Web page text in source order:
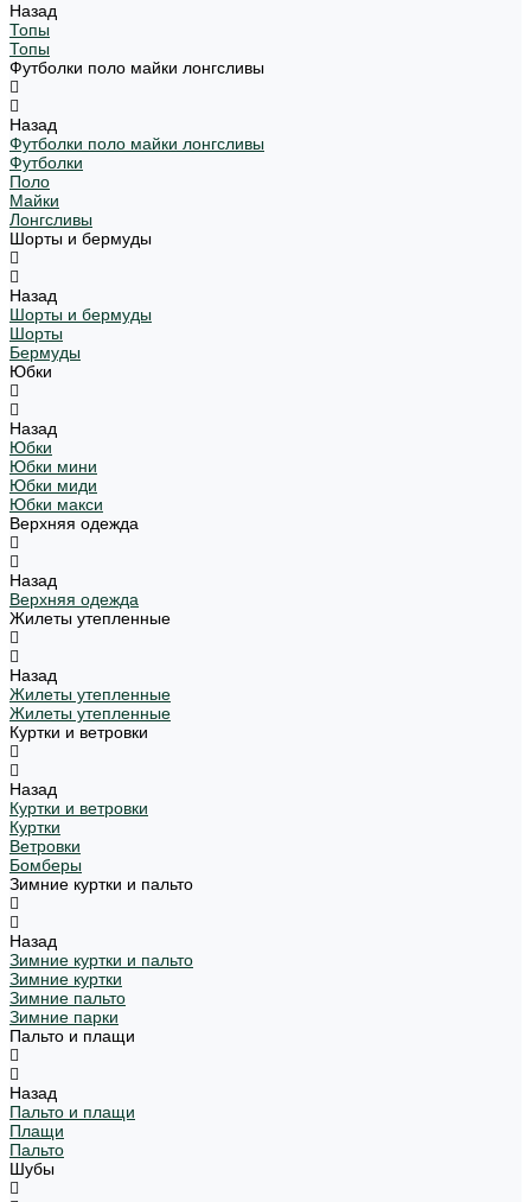
Назад
Топы
Топы
Футболки поло майки лонгсливы
Назад
Футболки поло майки лонгсливы
Футболки
Поло
Майки
Лонгсливы
Шорты и бермуды
Назад
Шорты и бермуды
Шорты
Бермуды
Юбки
Назад
Юбки
Юбки мини
Юбки миди
Юбки макси
Верхняя одежда
Назад
Верхняя одежда
Жилеты утепленные
Назад
Жилеты утепленные
Жилеты утепленные
Куртки и ветровки
Назад
Куртки и ветровки
Куртки
Ветровки
Бомберы
Зимние куртки и пальто
Назад
Зимние куртки и пальто
Зимние куртки
Зимние пальто
Зимние парки
Пальто и плащи
Назад
Пальто и плащи
Плащи
Пальто
Шубы